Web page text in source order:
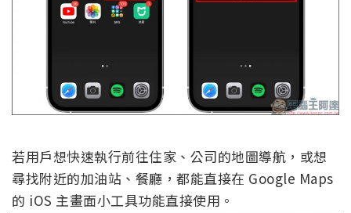
若用戶想快速執行前往住家、公司的地圖導航，或想
尋找附近的加油站、餐廳，都能直接在 Google Maps
的 iOS 主畫面小工具功能直接使用。